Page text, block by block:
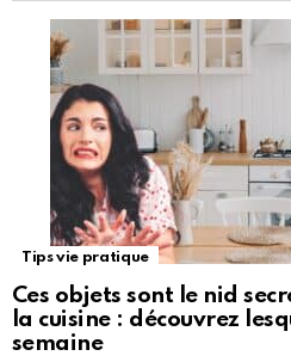
Tips vie pratique
Ces objets sont le nid
la cuisine : découvrez
semaine